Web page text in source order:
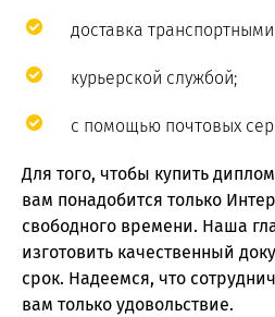
доставка
курьерской службой;
с помощью почтовых
Для того, чтобы купить
вам понадобится только
свободного времени. Наша
изготовить качественный
срок. Надеемся, что
вам только удовольствие.